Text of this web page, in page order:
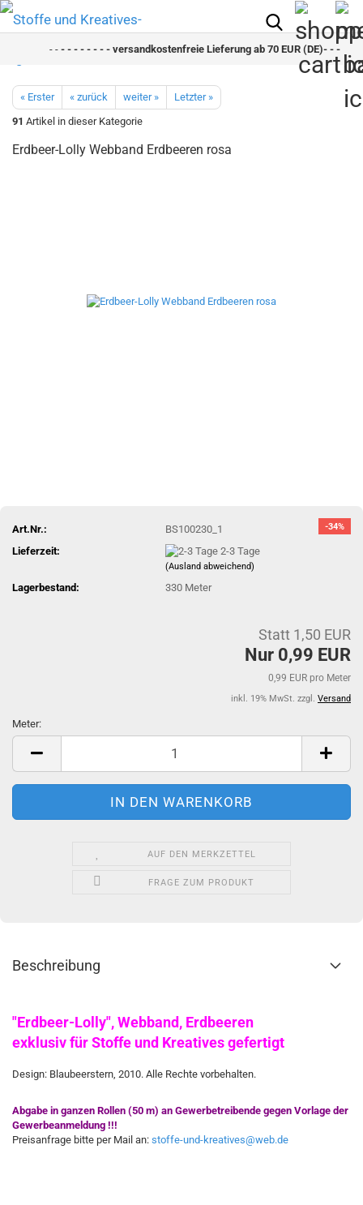
- -- - - - - - - - versandkostenfreie Lieferung ab 70 EUR (DE)- - - - - -
« Erster « zurück weiter »
Letzter »
91 Artikel in dieser Kategorie
Erdbeer-Lolly Webband Erdbeeren rosa
-34%
Art.Nr.:
BS100230_1
Lieferzeit:
2-3 Tage
(Ausland abweichend)
Lagerbestand: 330 Meter
Statt 1,50 EUR
Nur 0,99 EUR
0,99 EUR pro Meter
inkl. 19% MwSt. zzgl. Versand
Meter:
Meter
AUF DEN MERKZETTEL
FRAGE ZUM PRODUKT
Beschreibung
"Erdbeer-Lolly", Webband, Erdbeeren
exklusiv für Stoffe und Kreatives gefertigt
Design: Blaubeerstern, 2010. Alle Rechte vorbehalten.
Abgabe in ganzen Rollen (50 m) an Gewerbetreibende gegen Vorlage der
Gewerbeanmeldung !!!
Preisanfrage bitte per Mail an: stoffe-und-kreatives@web.de